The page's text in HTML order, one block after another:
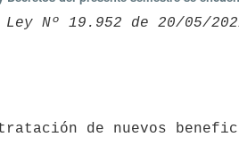
Ley Nº 19.952 de 20/05/